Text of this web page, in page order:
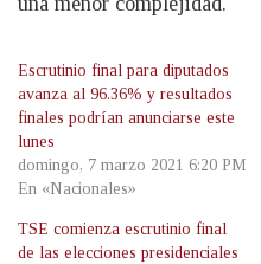
Escrutinio final para diputados
avanza al 96.36% y resultados
finales podrían anunciarse este
lunes
domingo, 7 marzo 2021 6:20 PM
En «Nacionales»
TSE comienza escrutinio final
de las elecciones presidenciales